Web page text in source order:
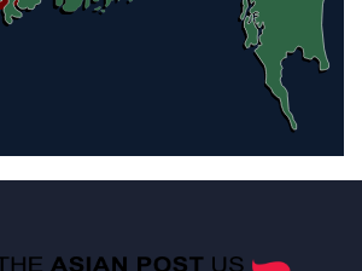
হরমুজ প্রণালী সুরক্ষায় মিত্ররা সাহায্য
না করলে ন্যাটোর ভবিষ্যৎ খারাপ